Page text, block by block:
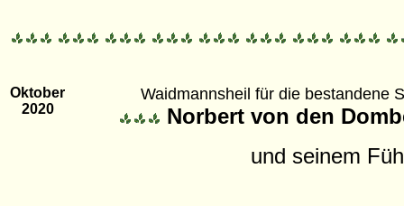
Oktober
2020
Waidmannsheil für die bestandene
Norbert von den
und seinem